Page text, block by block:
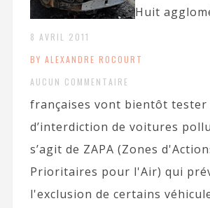
8 AVRIL 2011
BY ALEXANDRE ROCOURT
AUCUN COMMENTAIRE
Huit
françaises vont bientôt tester
d’interdiction de voitures
s’agit de ZAPA (Zones
Prioritaires pour l'Air) qui
l'exclusion de certains